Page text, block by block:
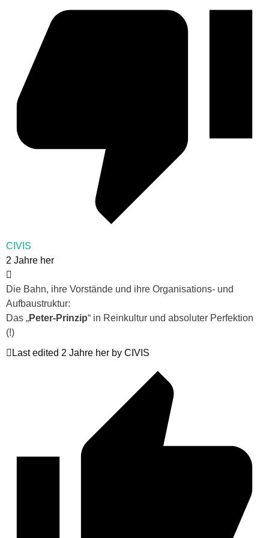
CIVIS
2 Jahre her
Die Bahn, ihre Vorstände und ihre Organisations- und
Aufbaustruktur:
Das „Peter-Prinzip“ in Reinkultur und absoluter Perfektion
(!)
Last edited 2 Jahre her by CIVIS